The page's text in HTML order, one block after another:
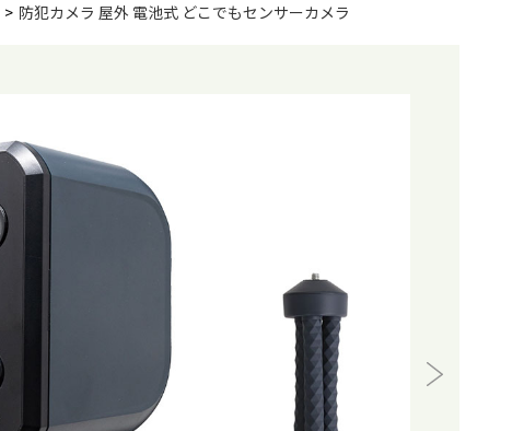
> 防犯カメラ 屋外 電池式 どこでもセンサーカメラ